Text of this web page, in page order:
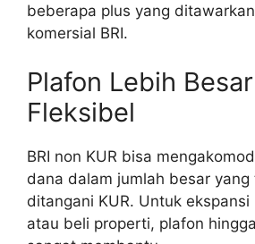
beberapa plus yang
komersial BRI.
Plafon Lebih
Fleksibel
BRI non KUR bisa
dana dalam jumlah besar
ditangani KUR. Untuk
atau beli properti, plafon